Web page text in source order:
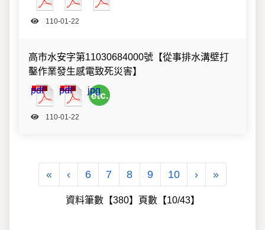
110-01-22
高市水安字第11030684000號【從事排水溝壁打
鑿作業發生感電致死災害】
pdf
202101221027493719.pdf
pdf 20210122102806380689.pdf
jpg
110-01-22
«第一頁
‹ 上一頁
6 7 8 9 10 ›下一頁
»最後一頁
資料筆數【380】頁數【10/43】